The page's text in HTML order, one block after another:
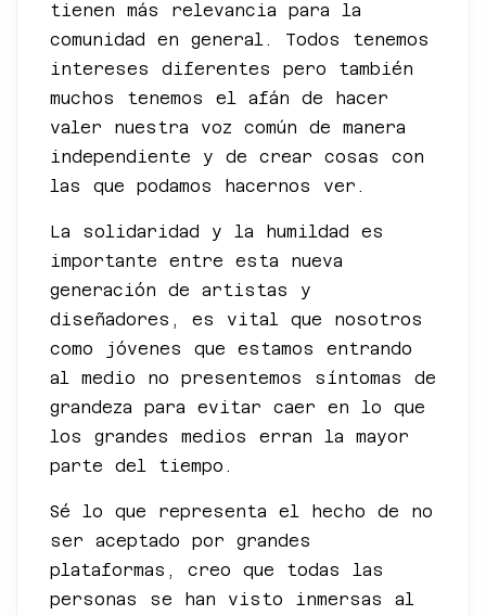
tienen más relevancia para la
comunidad en general. Todos tenemos
intereses diferentes pero también
muchos tenemos el afán de hacer
valer nuestra voz común de manera
independiente y de crear cosas con
las que podamos hacernos ver.
La solidaridad y la humildad es
importante entre esta nueva
generación de artistas y
diseñadores, es vital que nosotros
como jóvenes que estamos entrando
al medio no presentemos síntomas de
grandeza para evitar caer en lo que
los grandes medios erran la mayor
parte del tiempo.
Sé lo que representa el hecho de no
ser aceptado por grandes
plataformas, creo que todas las
personas se han visto inmersas al